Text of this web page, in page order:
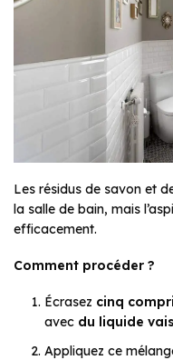
Les résidus de savon et
la salle de bain, mais
efficacement.
Comment procéder ?
Écrasez cinq
avec du liquide
Appliquez ce